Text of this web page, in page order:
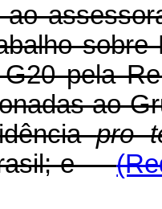
sobre
pela
ao
pro
e